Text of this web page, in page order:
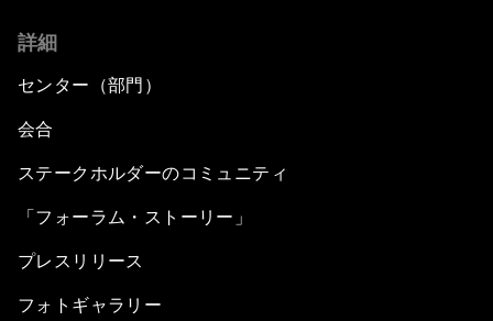
詳細
センター（部門）
会合
ステークホルダーのコミュニティ
「フォーラム・ストーリー」
プレスリリース
フォトギャラリー